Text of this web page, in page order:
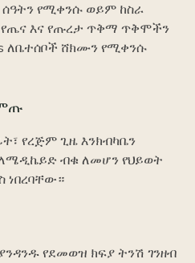
ሰዓትን የሚቀንሱ ወይም ከስራ
እና የጡረታ ጥቅማ ጥቅሞችን
ለቤተሰቦች ሸክሙን የሚቀንሱ
የረጅም ጊዜ እንክብካቤን
ብቁ ለመሆን የህይወት
ነበረባቸው።
የደመወዝ ክፍያ ትንሽ ገንዘብ